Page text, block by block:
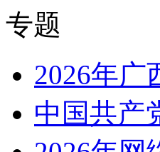
专题
2026年广
中国共产